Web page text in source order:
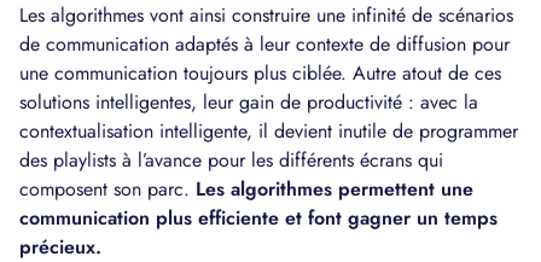
Les algorithmes vont ainsi construire une infinité de scénarios
de communication adaptés à leur contexte de diffusion pour
une communication toujours plus ciblée. Autre atout de ces
solutions intelligentes, leur gain de productivité : avec la
contextualisation intelligente, il devient inutile de programmer
des playlists à l’avance pour les différents écrans qui
composent son parc. Les algorithmes permettent une
communication plus efficiente et font gagner un temps
précieux.